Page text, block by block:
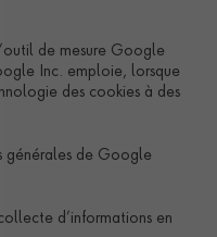
de mesure Google
Inc. emploie, lorsque
des cookies à des
générales de Google
d’informations en